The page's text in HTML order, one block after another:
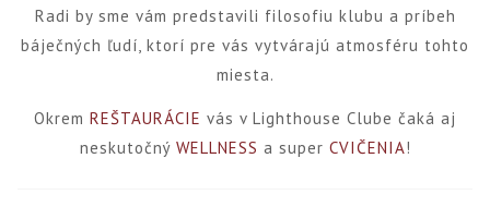
Radi by sme vám predstavili filosofiu klubu a príbeh
báječných ľudí, ktorí pre vás vytvárajú atmosféru tohto
miesta.
Okrem REŠTAURÁCIE vás v Lighthouse Clube čaká aj
neskutočný WELLNESS a super CVIČENIA!